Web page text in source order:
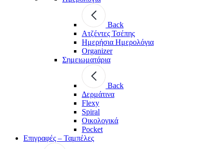
Back
Ατζέντες Τσέπης
Ημερήσια Ημερολόγια
Organizer
Σημειωματάρια
Back
Δερμάτινα
Flexy
Spiral
Οικολογικά
Pocket
Επιγραφές – Ταμπέλες